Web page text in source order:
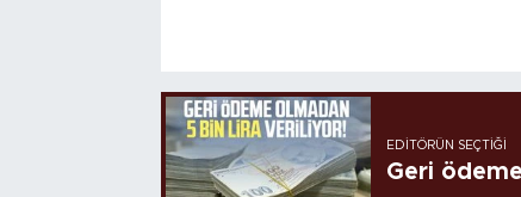
EDITÖRÜN SEÇTIĞI
Geri